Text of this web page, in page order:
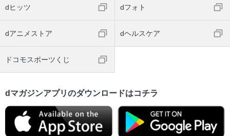
dヒッツ dフォト
dアニメストア dヘルスケア
ドコモスポーツくじ
dマガジンアプリのダウンロードはコチラ